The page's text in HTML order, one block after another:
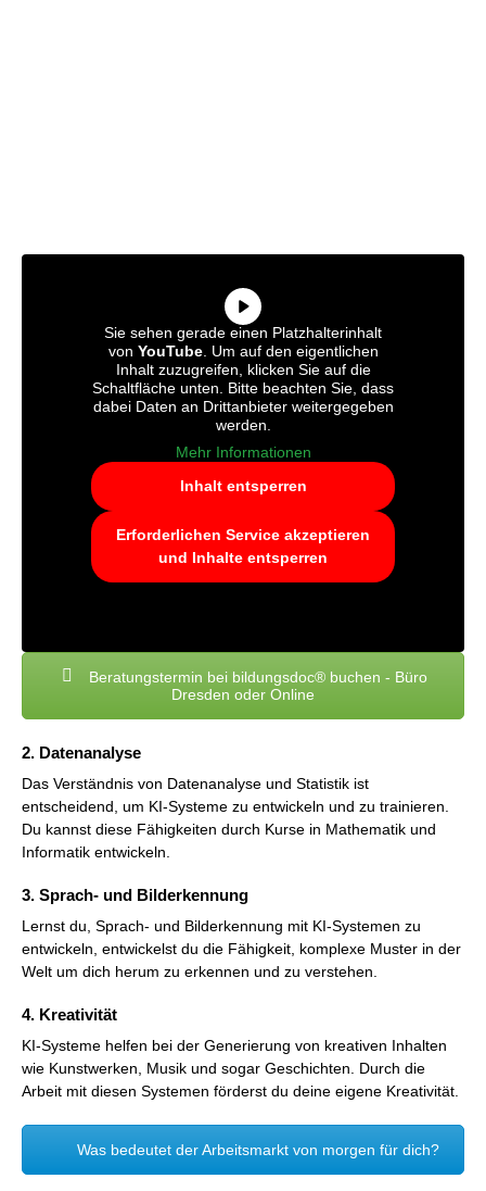
Sie sehen gerade einen Platzhalterinhalt
von YouTube. Um auf den eigentlichen
Inhalt zuzugreifen, klicken Sie auf die
Schaltfläche unten. Bitte beachten Sie, dass
dabei Daten an Drittanbieter weitergegeben
werden.
Mehr Informationen
Inhalt entsperren
Erforderlichen Service akzeptieren
und Inhalte entsperren
Beratungstermin bei bildungsdoc® buchen - Büro
Dresden oder Online
2. Datenanalyse
Das Verständnis von Datenanalyse und Statistik ist
entscheidend, um KI-Systeme zu entwickeln und zu trainieren.
Du kannst diese Fähigkeiten durch Kurse in Mathematik und
Informatik entwickeln.
3. Sprach- und Bilderkennung
Lernst du, Sprach- und Bilderkennung mit KI-Systemen zu
entwickeln, entwickelst du die Fähigkeit, komplexe Muster in der
Welt um dich herum zu erkennen und zu verstehen.
4. Kreativität
KI-Systeme helfen bei der Generierung von kreativen Inhalten
wie Kunstwerken, Musik und sogar Geschichten. Durch die
Arbeit mit diesen Systemen förderst du deine eigene Kreativität.
Was bedeutet der Arbeitsmarkt von morgen für dich?